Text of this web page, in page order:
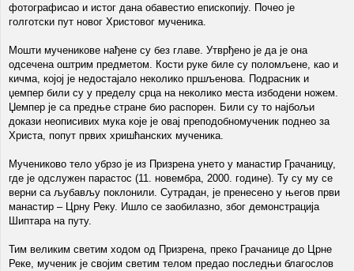
фотографисао и истог дана обавестио епископију. Почео је
голготски пут новог Христовог мученика.
Мошти мученикове нађене су без главе. Утврђено је да је она
одсечена оштрим предметом. Кости руке биле су поломљене, као и
кичма, којој је недостајало неколико пршљенова. Подрасник и
џемпер били су у пределу срца на неколико места избодени ножем.
Џемпер је са предње стране био распорен. Били су то најбољи
докази неописивих мука које је овај преподобномученик поднео за
Христа, попут првих хришћанских мученика.
Мучениково тело убрзо је из Призрена унето у манастир Грачаницу,
где је одслужен парастос (11. новембра, 2000. године). Ту су му се
верни са љубављу поклонили. Сутрадан, је пренесено у његов први
манастир – Црну Реку. Ишло се заобилазно, због демонстрација
Шиптара на путу.
Тим великим светим ходом од Призрена, преко Грачанице до Црне
Реке, мученик је својим светим телом предао последњи благослов